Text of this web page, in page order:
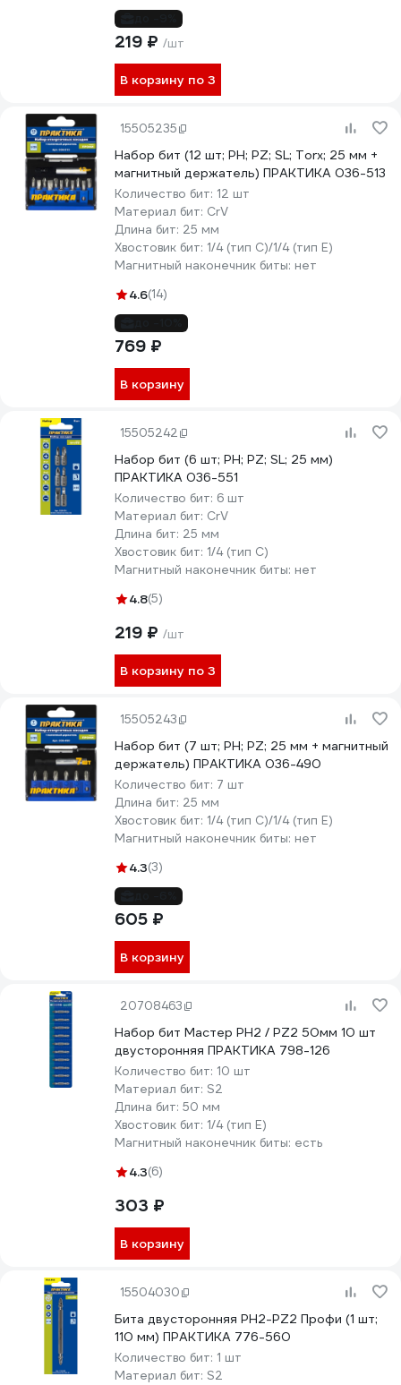
219 ₽ /шт
В корзину по 3
15505235
Набор бит (12 шт; PH; PZ; SL; Torx; 25 мм +
магнитный держатель) ПРАКТИКА 036-513
Количество бит: 12 шт
Материал бит: CrV
Длина бит: 25 мм
Хвостовик бит: 1/4 (тип С)/1/4 (тип Е)
Магнитный наконечник биты: нет
4.6(14)
769 ₽
В корзину
15505242
Набор бит (6 шт; PH; PZ; SL; 25 мм)
ПРАКТИКА 036-551
Количество бит: 6 шт
Материал бит: CrV
Длина бит: 25 мм
Хвостовик бит: 1/4 (тип С)
Магнитный наконечник биты: нет
4.8(5)
219 ₽ /шт
В корзину по 3
15505243
Набор бит (7 шт; PH; PZ; 25 мм + магнитный
держатель) ПРАКТИКА 036-490
Количество бит: 7 шт
Длина бит: 25 мм
Хвостовик бит: 1/4 (тип С)/1/4 (тип Е)
Магнитный наконечник биты: нет
4.3(3)
605 ₽
В корзину
20708463
Набор бит Мастер PH2 / PZ2 50мм 10 шт
двусторонняя ПРАКТИКА 798-126
Количество бит: 10 шт
Материал бит: S2
Длина бит: 50 мм
Хвостовик бит: 1/4 (тип Е)
Магнитный наконечник биты: есть
4.3(6)
303 ₽
В корзину
15504030
Бита двусторонняя PH2-PZ2 Профи (1 шт;
110 мм) ПРАКТИКА 776-560
Количество бит: 1 шт
Материал бит: S2